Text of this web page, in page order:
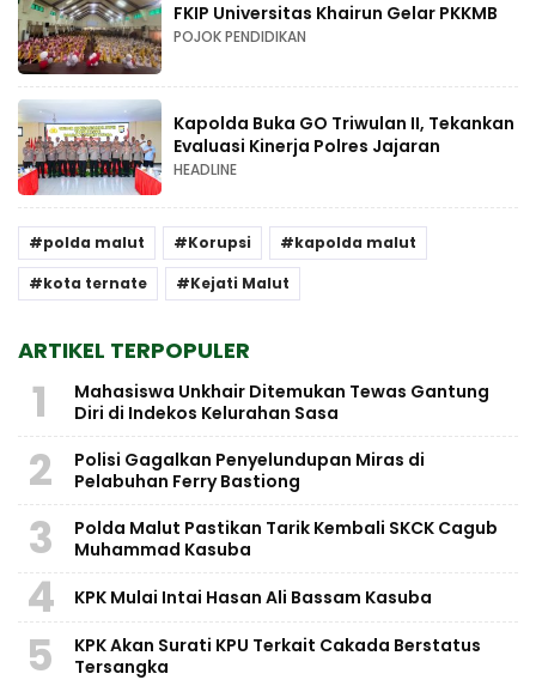
FKIP Universitas Khairun Gelar PKKMB
POJOK PENDIDIKAN
Kapolda Buka GO Triwulan II, Tekankan
Evaluasi Kinerja Polres Jajaran
HEADLINE
polda malut Korupsi
kapolda malut
kota ternate
Kejati Malut
ARTIKEL TERPOPULER
1
Mahasiswa Unkhair Ditemukan Tewas Gantung
Diri di Indekos Kelurahan Sasa
2
Polisi Gagalkan Penyelundupan Miras di
Pelabuhan Ferry Bastiong
3
Polda Malut Pastikan Tarik Kembali SKCK Cagub
Muhammad Kasuba
4 KPK Mulai Intai Hasan Ali Bassam Kasuba
5
KPK Akan Surati KPU Terkait Cakada Berstatus
Tersangka